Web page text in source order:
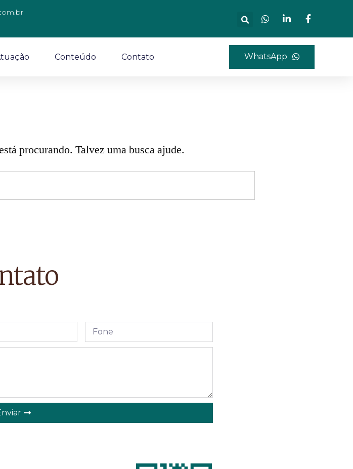
Conteúdo Contato WhatsApp
procurando. Talvez uma busca ajude.